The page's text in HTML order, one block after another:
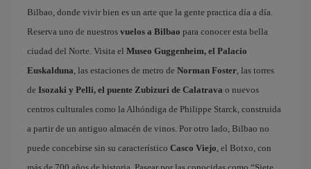
Bilbao, donde vivir bien es un arte que la gente practica día a día.
Reserva uno de nuestros vuelos a Bilbao para conocer esta bella
ciudad del Norte. Visita el Museo Guggenheim, el Palacio
Euskalduna, las estaciones de metro de Norman Foster, las torres
de Isozaki y Pelli, el puente Zubizuri de Calatrava o nuevos
centros culturales como la Alhóndiga de Philippe Starck, construida
a partir de un antiguo almacén de vinos. Por otro lado, Bilbao no
puede concebirse sin su característico Casco Viejo, el Botxo, con